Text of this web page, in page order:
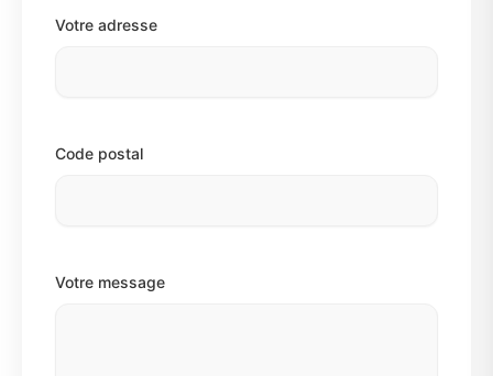
Votre adresse
Code postal
Votre message